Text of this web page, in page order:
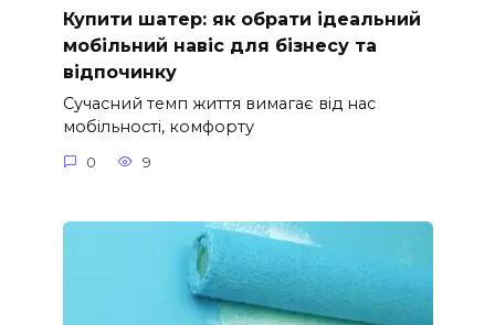
Купити шатер: як обрати ідеальний
мобільний навіс для бізнесу та
відпочинку
Сучасний темп життя вимагає від нас
мобільності, комфорту
0 9